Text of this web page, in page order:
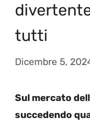
tutti
Dicembre 5,
Sul mercato
succedendo